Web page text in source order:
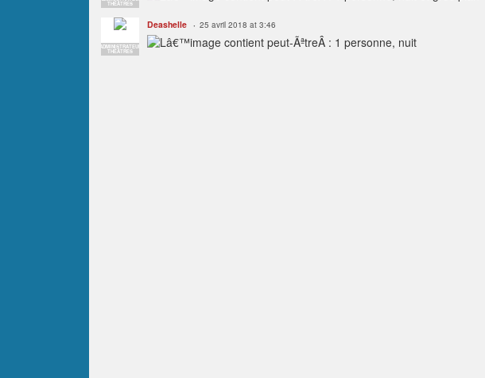
THÉÂTRES
ADMINISTRATEUR
THÉÂTRES
Deashelle 25 avril 2018 at 3:46